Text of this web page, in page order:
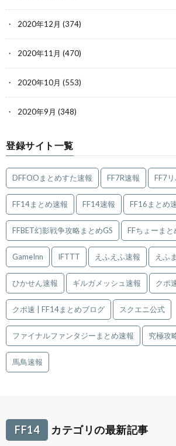
2020年12月 (374)
2020年11月 (470)
2020年10月 (553)
2020年9月 (348)
登録サイト一覧
DFFOOまとめすた速報 FF7R速報 FF7
FF14まとめ速報 FF14速報 FF16まとめ
FFBET幻影戦争攻略まとめGS FFちょーまと
GameInn IFTTT えふえふ速報 えふ
ひかせん速報 ギルガメッシュ速報 クポ
クポ速 | FF14まとめブログ スクエニ公式
ファイナルファンタジーまとめ速報 究極攻
馬鳥速報
FF14 カテゴリの最新記事